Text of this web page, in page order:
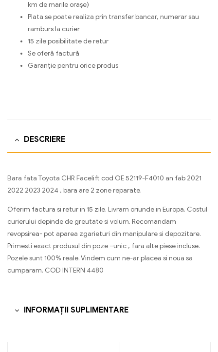
km de marile orașe)
Plata se poate realiza prin transfer bancar, numerar sau
ramburs la curier
15 zile posibilitate de retur
Se oferă factură
Garanție pentru orice produs
DESCRIERE
Bara fata Toyota CHR Facelift cod OE 52119-F4010 an fab 2021
2022 2023 2024 , bara are 2 zone reparate.
Oferim factura si retur in 15 zile. Livram oriunde in Europa. Costul
curierului depinde de greutate si volum. Recomandam
revopsirea- pot aparea zgarieturi din manipulare si depozitare.
Primesti exact produsul din poze –unic , fara alte piese incluse.
Pozele sunt 100% reale. Vindem cum ne-ar placea si noua sa
cumparam. COD INTERN 4480
INFORMAȚII SUPLIMENTARE